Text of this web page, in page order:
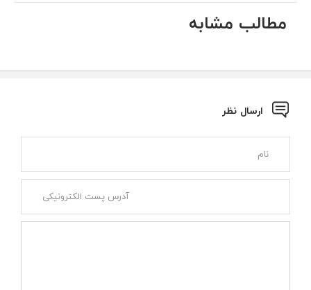
مطالب مشابه
ارسال نظر